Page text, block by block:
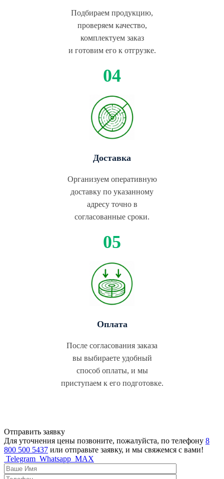
Подбираем продукцию,
проверяем качество,
комплектуем заказ
и готовим его к отгрузке.
Доставка
Организуем оперативную
доставку по указанному
адресу точно в
согласованные сроки.
Оплата
После согласования заказа
вы выбираете удобный
способ оплаты, и мы
приступаем к его подготовке.
Отправить заявку
Для уточнения цены позвоните, пожалуйста, по телефону 8
800 500 5437 или отправьте заявку, и мы свяжемся с вами!
Telegram Whatsapp MAX